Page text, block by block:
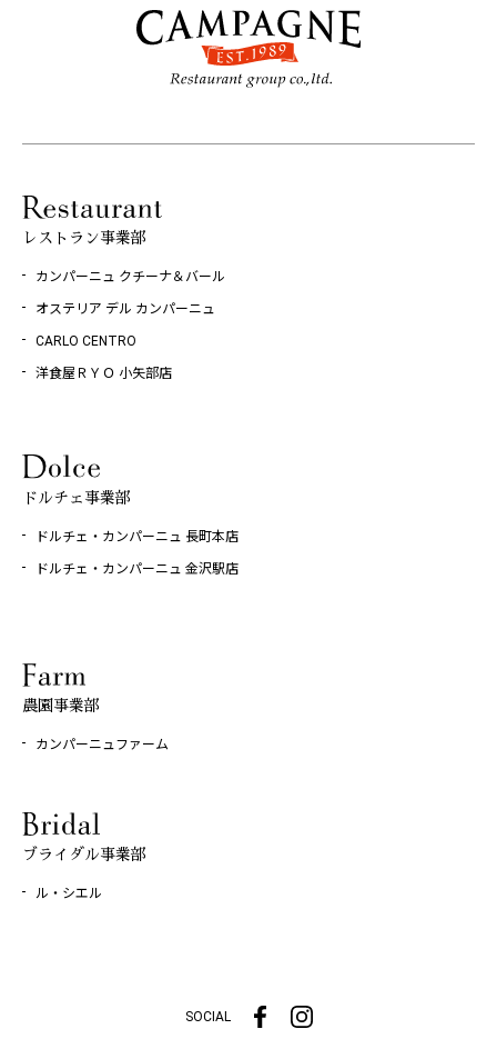
レストラン事業部
カンパーニュ クチーナ＆バール
オステリア デル カンパーニュ
CARLO CENTRO
洋食屋ＲＹＯ 小矢部店
ドルチェ事業部
ドルチェ・カンパーニュ 長町本店
ドルチェ・カンパーニュ 金沢駅店
農園事業部
カンパーニュファーム
ブライダル事業部
ル・シエル
SOCIAL